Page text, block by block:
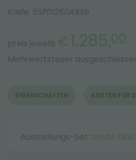
Kode: 5SP01260ARSB
preis jeweils € 1.285,00
Mehrwertsteuer
EIGENSCHAFTEN KOSTEN FÜR
Ausstellungs-Set: breite